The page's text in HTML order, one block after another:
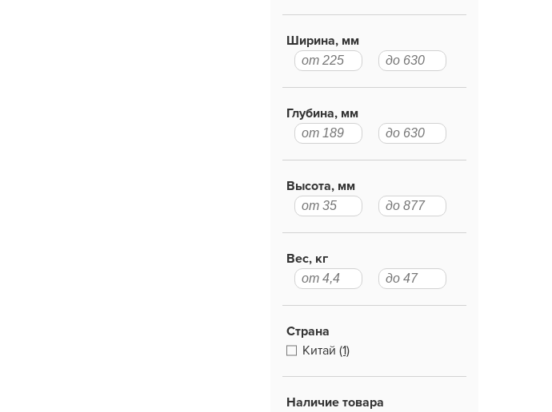
Ширина, мм
Глубина, мм
Высота, мм
Вес, кг
Страна
Китай (1)
Наличие товара